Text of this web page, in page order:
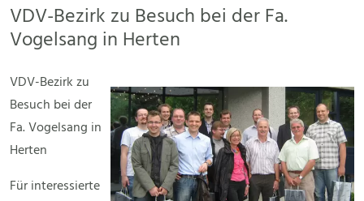
VDV-Bezirk zu Besuch bei der Fa.
Vogelsang in Herten
VDV-Bezirk zu
Besuch bei der
Fa. Vogelsang in
Herten
Für interessierte